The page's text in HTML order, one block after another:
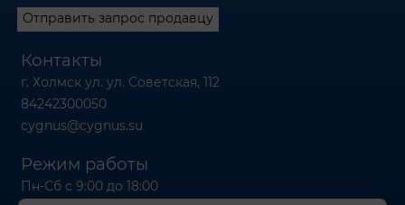
Отправить запрос продавцу
Контакты
г. Холмск ул. ул. Советская, 112
84242300050
cygnus@cygnus.su
Режим работы
Пн-Сб с 9:00 до 18:00